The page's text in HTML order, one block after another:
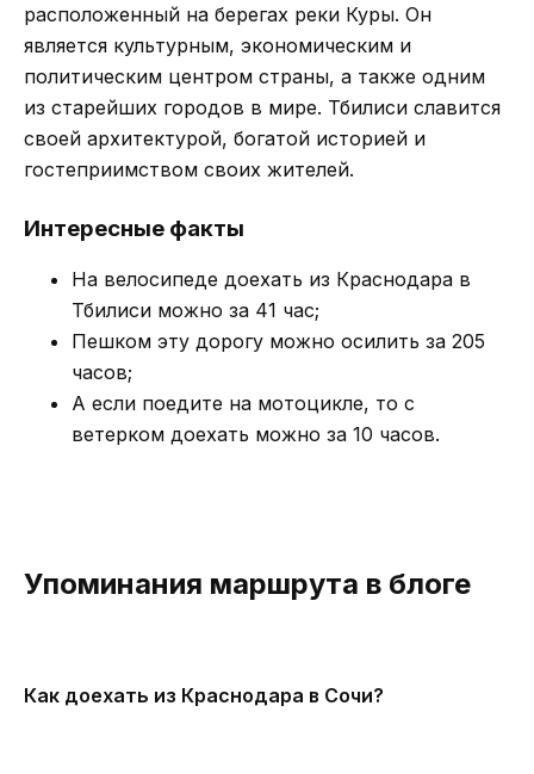
расположенный на берегах реки Куры. Он
является культурным, экономическим и
политическим центром страны, а также одним
из старейших городов в мире. Тбилиси славится
своей архитектурой, богатой историей и
гостеприимством своих жителей.
Интересные факты
На велосипеде доехать из Краснодара в
Тбилиси можно за 41 час;
Пешком эту дорогу можно осилить за 205
часов;
А если поедите на мотоцикле, то с
ветерком доехать можно за 10 часов.
Упоминания маршрута в блоге
Как доехать из Краснодара в Сочи?